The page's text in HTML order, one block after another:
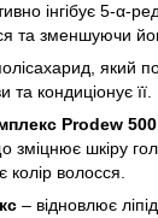
інгібує 5-α-
та зменшуючи
який
та кондиціонує її.
Prodew 500
шкіру
колір волосся.
– відновлює